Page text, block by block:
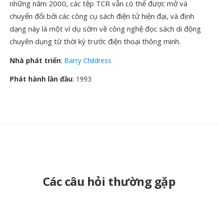
những năm 2000, các tệp TCR vẫn có thể được mở và
chuyển đổi bởi các công cụ sách điện tử hiện đại, và định
dạng này là một ví dụ sớm về công nghệ đọc sách di động
chuyên dụng từ thời kỳ trước điện thoại thông minh.
Nhà phát triển: Barry Childress
Phát hành lần đầu: 1993
Các câu hỏi thường gặp